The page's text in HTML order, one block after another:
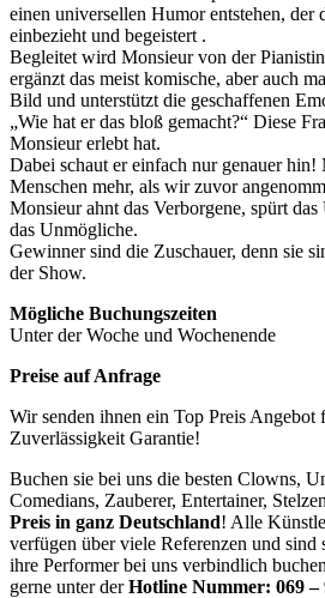
einen universellen Humor entstehen, der
einbezieht und begeistert .
Begleitet wird Monsieur von der
ergänzt das meist komische, aber auch
Bild und unterstützt die geschaffenen
„Wie hat er das bloß gemacht?“ Diese
Monsieur erlebt hat.
Dabei schaut er einfach nur genauer hin!
Menschen mehr, als wir zuvor
Monsieur ahnt das Verborgene, spürt
das Unmögliche.
Gewinner sind die Zuschauer, denn sie
der Show.
Mögliche Buchungszeiten
Unter der Woche und Wochenende
Preise auf Anfrage
Wir senden ihnen ein Top Preis Angebot
Zuverlässigkeit Garantie!
Buchen sie bei uns die besten Clowns,
Comedians, Zauberer, Entertainer,
Preis in ganz Deutschland! Alle
verfügen über viele Referenzen und sind
ihre Performer bei uns verbindlich
gerne unter derHotline Nummer: 069 –